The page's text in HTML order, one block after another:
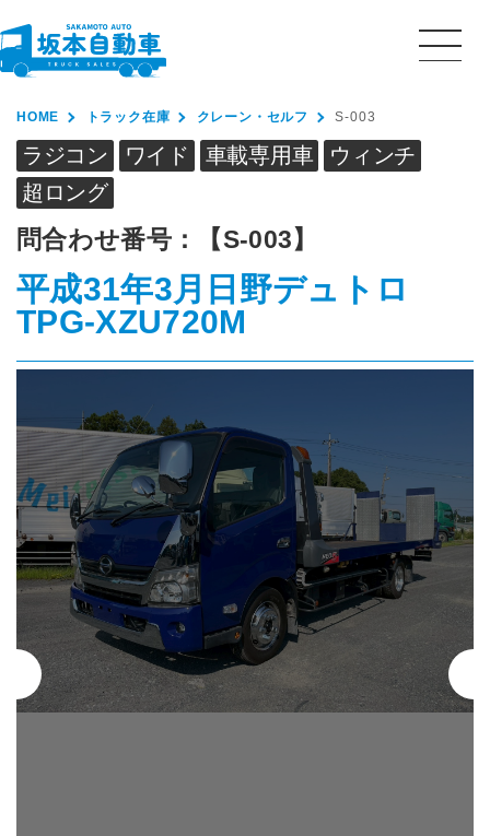
HOME トラック在庫 クレーン・セルフ S-003
ラジコン ワイド 車載専用車
ウィンチ
超ロング
問合わせ番号： 【S-003】
平成31年3月 日野デュトロ
TPG-XZU720M